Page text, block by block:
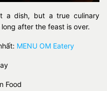
a dish, but a true culinary
after the feast is over.
MENU OM Eatery
Food